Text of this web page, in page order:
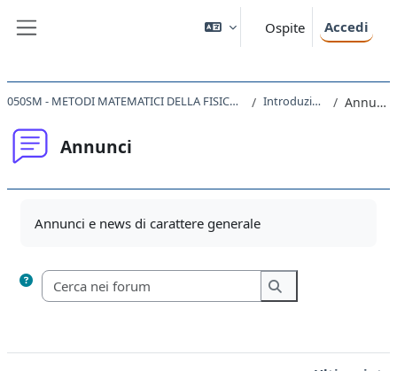
Ospite Accedi
050SM - METODI MATEMATICI DELLA FISICA 2022 Introduzione Annunci
Annunci
Annunci e news di carattere generale
Cerca nei forum
Cerca nei forum